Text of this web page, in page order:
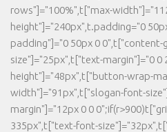
rows"]="100%",t["max-
height"]="240px",t.padding="0
padding"]="0 50px 0
size"]="25px",t["text-margin"]="0
height"]="48px",t["button-wrap-
width"]="91px",t["slogan-font-
margin"]="12px 0 0
335px",t["text-font-